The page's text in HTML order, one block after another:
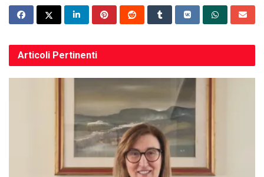
Articoli Pertinenti